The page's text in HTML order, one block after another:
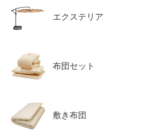
エクステリア
布団セット
敷き布団